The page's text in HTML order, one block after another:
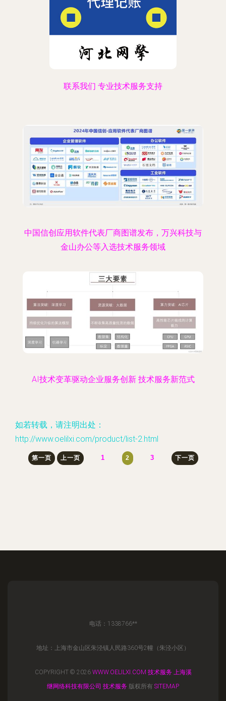
联系我们 专业技术服务支持
中国信创应用软件代表厂商图谱发布，万兴科技与
金山办公等入选技术服务领域
AI技术变革驱动企业服务创新 技术服务新范式
如若转载，请注明出处：
http://www.oelilxi.com/product/list-2.html
第一页 上一页 1 2 3 下一页
电话：1338766**
地址：上海市金山区朱泾镇人民路360号2幢（朱泾小区）
COPYRIGHT © 2026 WWW.OELILXI.COM 技术服务 上海溪
继网络科技有限公司 技术服务 版权所有 SITEMAP